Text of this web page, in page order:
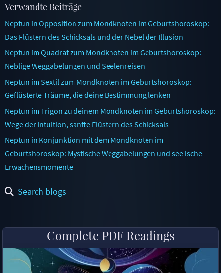
Verwandte Beiträge
Neptun in Opposition zum Mondknoten im Geburtshoroskop:
Das Flüstern des Schicksals und der Nebel der Illusion
Neptun im Quadrat zum Mondknoten im Geburtshoroskop:
Neblige Weggabelungen und Seelenreisen
Neptun im Sextil zum Mondknoten im Geburtshoroskop:
Geflüsterte Träume, die deine Bestimmung lenken
Neptun im Trigon zu deinem Mondknoten im Geburtshoroskop:
Wege der Intuition, sanfte Flüstern des Schicksals
Neptun in Konjunktion mit dem Mondknoten im
Geburtshoroskop: Mystische Weggabelungen und seelische
Erwachensmomente
Search blogs
Complete PDF Readings